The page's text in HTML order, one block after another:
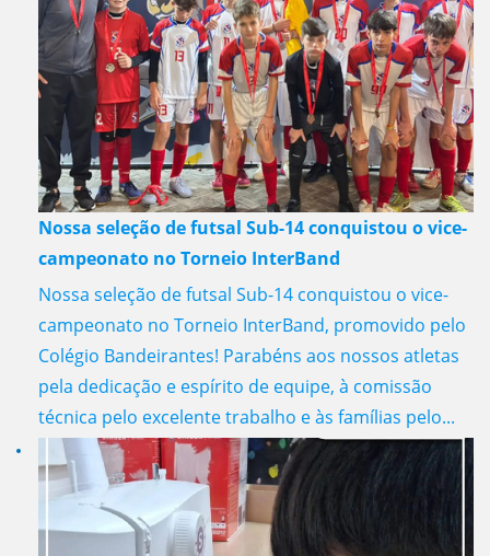
Nossa seleção de futsal Sub-14 conquistou o vice-
campeonato no Torneio InterBand
Nossa seleção de futsal Sub-14 conquistou o vice-
campeonato no Torneio InterBand, promovido pelo
Colégio Bandeirantes! Parabéns aos nossos atletas
pela dedicação e espírito de equipe, à comissão
técnica pelo excelente trabalho e às famílias pelo...